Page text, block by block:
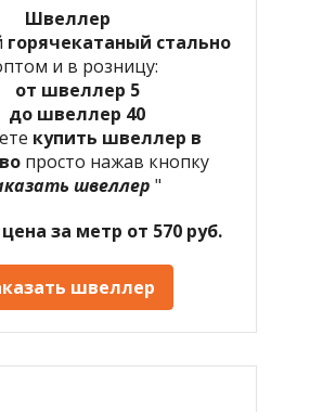
Швеллер
горячекатаный стально
и в розницу:
от швеллер 5
до швеллер 40
купить швеллер в
просто нажав кнопку
швеллер "
за метр от 570 руб.
швеллер